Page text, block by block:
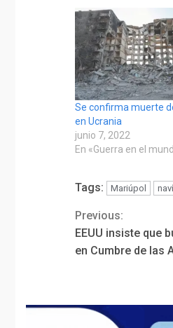
Se confirma muerte
en Ucrania
junio 7, 2022
En «Guerra en el
Tags: Mariúpol
Continue
Reading
Previous:
EEUU insiste que
en Cumbre de las